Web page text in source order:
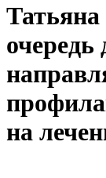
очередь
на